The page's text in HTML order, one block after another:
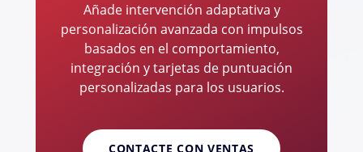
Añade intervención adaptativa y
personalización avanzada con impulsos
basados en el comportamiento,
integración y tarjetas de puntuación
personalizadas para los usuarios.
CONTACTE CON VENTAS